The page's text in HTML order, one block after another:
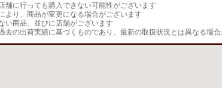
舗に行っても購入できない可能性がございます
より、商品が変更になる場合がございます
い商品、並びに店舗がございます
去の出荷実績に基づくものであり、最新の取扱状況とは異なる場